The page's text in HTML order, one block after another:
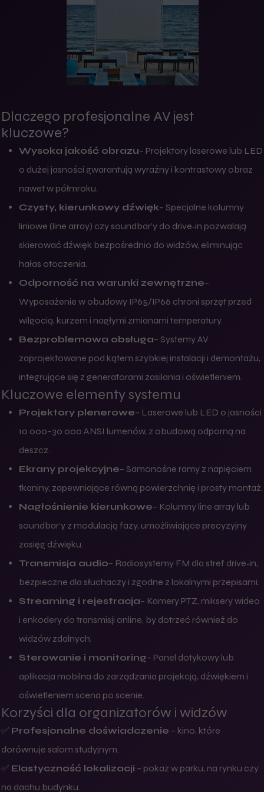
Dlaczego profesjonalne AV jest
kluczowe?
Wysoka jakość obrazu– Projektory laserowe lub LED
o dużej jasności gwarantują wyraźny i kontrastowy obraz
nawet w półmroku.
Czysty, kierunkowy dźwięk– Specjalne kolumny
liniowe (line array) czy soundbar’y do drive‑in pozwalają
skierować dźwięk bezpośrednio do widzów, eliminując
hałas otoczenia.
Odporność na warunki zewnętrzne–
Wyposażenie w obudowy IP65/IP66 chroni sprzęt przed
wilgocią, kurzem i nagłymi zmianami temperatury.
Bezproblemowa obsługa– Systemy AV
zaprojektowane pod kątem szybkiej instalacji i demontażu,
integrujące się z generatorami zasilania i oświetleniem.
Kluczowe elementy systemu
Projektory plenerowe– Laserowe lub LED o jasności
10 000–30 000 ANSI lumenów, z obudową odporną na
deszcz.
Ekrany projekcyjne– Samonośne ramy z napięciem
tkaniny, zapewniające równą powierzchnię i prosty montaż.
Nagłośnienie kierunkowe– Kolumny line array lub
soundbar’y z modulacją fazy, umożliwiające precyzyjny
zasięg dźwięku.
Transmisja audio– Radiosystemy FM dla stref drive‑in,
bezpieczne dla słuchaczy i zgodne z lokalnymi przepisami.
Streaming i rejestracja– Kamery PTZ, miksery wideo
i enkodery do transmisji online, by dotrzeć również do
widzów zdalnych.
Sterowanie i monitoring– Panel dotykowy lub
aplikacja mobilna do zarządzania projekcją, dźwiękiem i
oświetleniem scena po scenie.
Korzyści dla organizatorów i widzów
✅ Profesjonalne doświadczenie – kino, które
dorównuje salom studyjnym.
✅ Elastyczność lokalizacji – pokaz w parku, na rynku czy
na dachu budynku.